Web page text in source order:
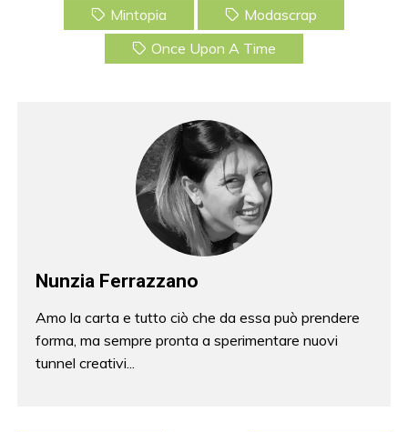
Mintopia
Modascrap
Once Upon A Time
Nunzia Ferrazzano
Amo la carta e tutto ciò che da essa può prendere
forma, ma sempre pronta a sperimentare nuovi
tunnel creativi...